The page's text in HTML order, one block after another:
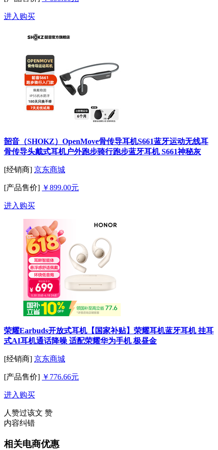
进入购买
韶音（SHOKZ）OpenMove骨传导耳机S661蓝牙运动无线耳
骨传导头戴式耳机户外跑步骑行跑步蓝牙耳机 S661神秘灰
[经销商] 京东商城
[产品售价] ￥899.00元
进入购买
荣耀Earbuds开放式耳机【国家补贴】荣耀耳机蓝牙耳机 挂耳
式AI耳机通话降噪 适配荣耀华为手机 极昼金
[经销商] 京东商城
[产品售价] ￥776.66元
进入购买
人赞过该文 赞
内容纠错
相关电商优惠